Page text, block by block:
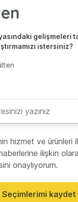
gelişmeleri
istersiniz?
hizmet ve ürünleri
ilişkin
onaylıyorum.
Seçimlerimi kaydet